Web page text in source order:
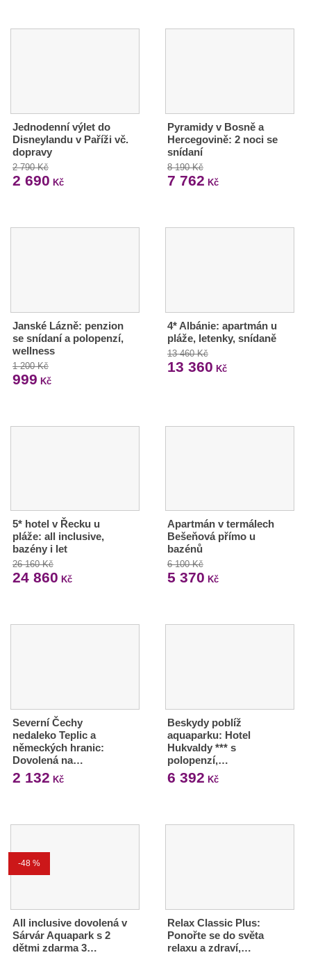
Jednodenní výlet do
Disneylandu v Paříži vč.
dopravy
2 790 Kč
2 690 Kč
Pyramidy v Bosně a
Hercegovině: 2 noci se
snídaní
8 190 Kč
7 762 Kč
Janské Lázně: penzion
se snídaní a polopenzí,
wellness
1 200 Kč
999 Kč
4* Albánie: apartmán u
pláže, letenky, snídaně
13 460 Kč
13 360 Kč
5* hotel v Řecku u
pláže: all inclusive,
bazény i let
26 160 Kč
24 860 Kč
Apartmán v termálech
Bešeňová přímo u
bazénů
6 100 Kč
5 370 Kč
Severní Čechy
nedaleko Teplic a
německých hranic:
Dovolená na…
2 132 Kč
Beskydy poblíž
aquaparku: Hotel
Hukvaldy *** s
polopenzí,…
6 392 Kč
-48 %
All inclusive dovolená v
Sárvár Aquapark s 2
dětmi zdarma 3…
Relax Classic Plus:
Ponořte se do světa
relaxu a zdraví,…